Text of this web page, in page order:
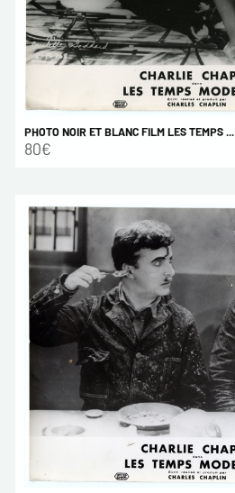
PHOTO NOIR ET BLANC FILM LES TEMPS ...
80€